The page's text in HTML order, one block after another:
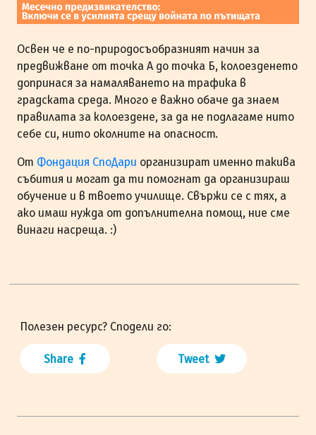
Освен че е по-природосъобразният начин за
предвижване от точка А до точка Б, колоезденето
допринася за намаляването на трафика в
градската среда. Много е важно обаче да знаем
правилата за колоездене, за да не подлагаме нито
себе си, нито околните на опасност.
От Фондация СпоДари организират именно такива
събития и могат да ти помогнат да организираш
обучение и в твоето училище. Свържи се с тях, а
ако имаш нужда от допълнителна помощ, ние сме
винаги насреща. :)
Полезен ресурс? Сподели го:
Share Tweet